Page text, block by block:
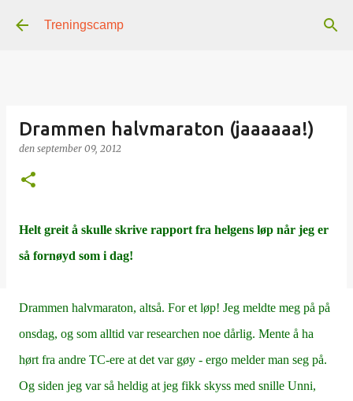
Gå til hovedinnhold
Treningscamp
Drammen halvmaraton (jaaaaaa!)
den september 09, 2012
Helt greit å skulle skrive rapport fra helgens løp når jeg er
så fornøyd som i dag!
Drammen halvmaraton, altså. For et løp! Jeg meldte meg på på
onsdag, og som alltid var researchen noe dårlig. Mente å ha
hørt fra andre TC-ere at det var gøy - ergo melder man seg på.
Og siden jeg var så heldig at jeg fikk skyss med snille Unni,